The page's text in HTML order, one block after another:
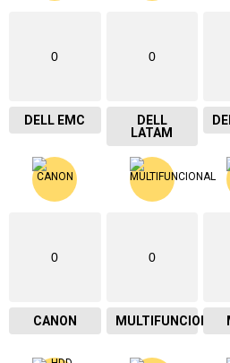
0
DELL EMC
0
DELL
LATAM
0
CANON
0
MULTIFUNCIONAL